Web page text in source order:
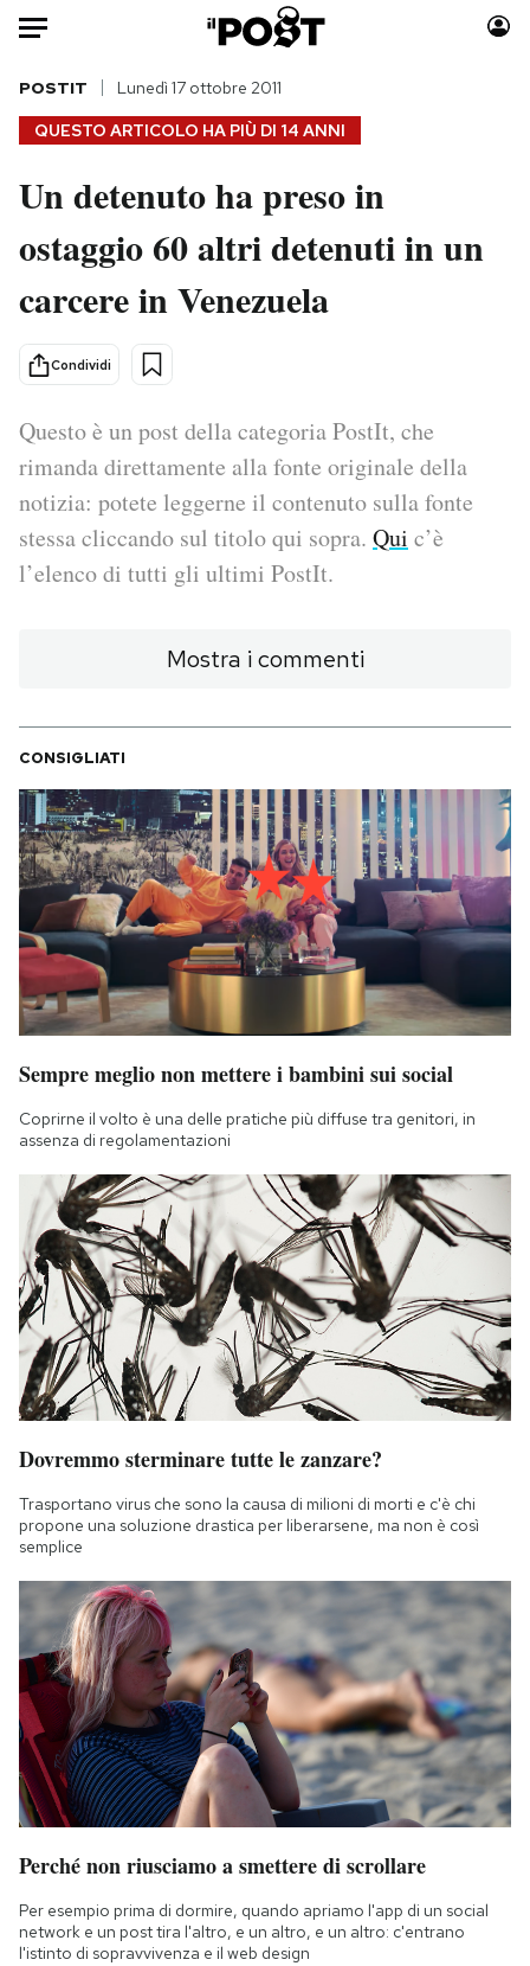
Auto
HOME
Italia
Politica
Tecnologia
Scienza
Economia
Sport
Moda
Consumismi
Storie/Idee
Altrecose
Mondiali calcio 2026
PODCAST
NEWSLETTER
I MIEI PREFERITI
SHOP
CALENDARIO
AREA PERSONALE
Area Personale
Notifiche mobile
Regala il Post
Hai bisogno di aiuto?
Esci
QUESTO ARTICOLO HA PIÙ DI 14 ANNI
POSTIT Lunedì 17 ottobre 2011
Un detenuto ha preso in
ostaggio 60 altri detenuti in un
carcere in Venezuela
Condividi
Questo è un post della categoria PostIt, che
rimanda direttamente alla fonte originale della
notizia: potete leggerne il contenuto sulla fonte
stessa cliccando sul titolo qui sopra. Qui c’è
l’elenco di tutti gli ultimi PostIt.
Mostra i commenti
CONSIGLIATI
Sempre meglio non mettere i bambini sui social
Coprirne il volto è una delle pratiche più diffuse tra genitori, in
assenza di regolamentazioni
Dovremmo sterminare tutte le zanzare?
Trasportano virus che sono la causa di milioni di morti e c'è chi
propone una soluzione drastica per liberarsene, ma non è così
semplice
Perché non riusciamo a smettere di scrollare
Per esempio prima di dormire, quando apriamo l'app di un social
network e un post tira l'altro, e un altro, e un altro: c'entrano
l'istinto di sopravvivenza e il web design